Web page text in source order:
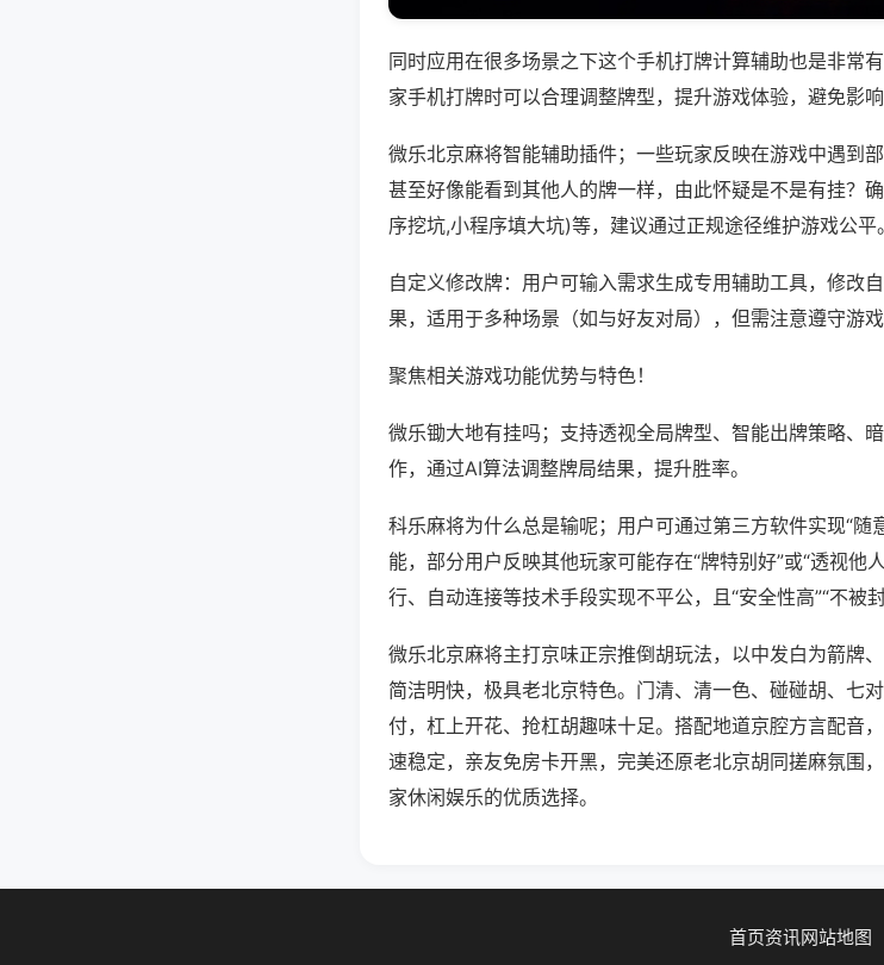
同时应用在很多场景之下这个手机打牌计算辅助也是非常
家手机打牌时可以合理调整牌型，提升游戏体验，避免影响
微乐北京麻将智能辅助插件；一些玩家反映在游戏中遇到
甚至好像能看到其他人的牌一样，由此怀疑是不是有挂？
序挖坑,小程序填大坑)等，建议通过正规途径维护游戏公平。
自定义修改牌：用户可输入需求生成专用辅助工具，修改
果，适用于多种场景（如与好友对局），但需注意遵守游戏
聚焦相关游戏功能优势与特色！
微乐锄大地有挂吗；支持透视全局牌型、智能出牌策略、
作，通过AI算法调整牌局结果，提升胜率。
科乐麻将为什么总是输呢；用户可通过第三方软件实现“随
能，部分用户反映其他玩家可能存在“牌特别好”或“透视他
行、自动连接等技术手段实现不平公，且“安全性高”“不被封
微乐北京麻将主打京味正宗推倒胡玩法，以中发白为箭牌
简洁明快，极具老北京特色。门清、清一色、碰碰胡、七
付，杠上开花、抢杠胡趣味十足。搭配地道京腔方言配音
速稳定，亲友免房卡开黑，完美还原老北京胡同搓麻氛围
家休闲娱乐的优质选择。
首页资讯网站地图